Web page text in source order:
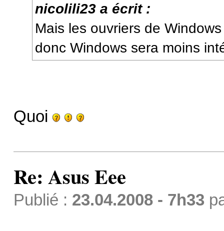
nicolili23 a écrit :
Mais les ouvriers de
donc Windows sera moins
Quoi
Re: Asus Eee
Publié : 23.04.2008 - 7h33